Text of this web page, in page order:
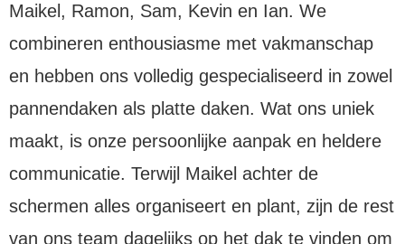
Maikel, Ramon, Sam, Kevin en Ian. We
combineren enthousiasme met vakmanschap
en hebben ons volledig gespecialiseerd in zowel
pannendaken als platte daken. Wat ons uniek
maakt, is onze persoonlijke aanpak en heldere
communicatie. Terwijl Maikel achter de
schermen alles organiseert en plant, zijn de rest
van ons team dagelijks op het dak te vinden om